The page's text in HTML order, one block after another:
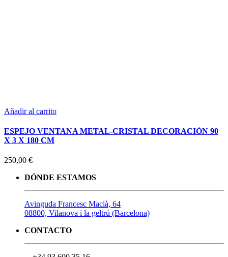
Añadir al carrito
ESPEJO VENTANA METAL-CRISTAL DECORACIÓN 90
X 3 X 180 CM
250,00 €
DÓNDE ESTAMOS
Avinguda Francesc Macià, 64
08800, Vilanova i la geltrú (Barcelona)
CONTACTO